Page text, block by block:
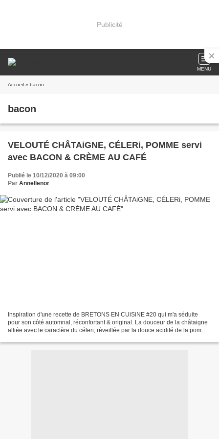
Publicité
MENU
Accueil » bacon
bacon
VELOUTÉ CHÂTAiGNE, CÉLERi, POMME servi
avec BACON & CRÈME AU CAFÉ
Publié le 10/12/2020 à 09:00
Par Annellenor
Inspiration d'une recette de BRETONS EN CUiSiNE #20 qui m'a séduite
pour son côté automnal, réconfortant & original. La douceur de la châtaigne
alliée avec le caractère du céleri, réveillée par la douce acidité de la pomme